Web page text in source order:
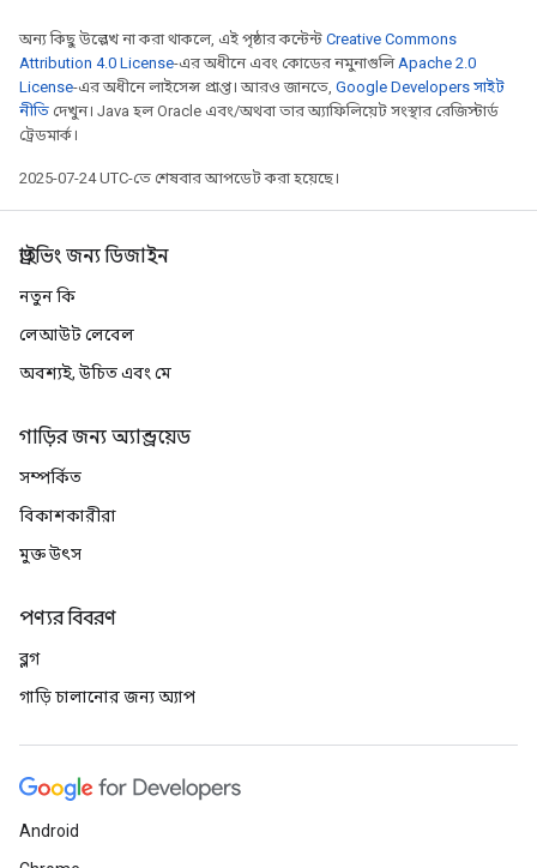
অন্য কিছু উল্লেখ না করা থাকলে, এই পৃষ্ঠার কন্টেন্ট Creative Commons
Attribution 4.0 License-এর অধীনে এবং কোডের নমুনাগুলিApache 2.0
License-এর অধীনে লাইসেন্স প্রাপ্ত। আরও জানতে, Google Developers সাইট
নীতি দেখুন। Java হল Oracle এবং/অথবা তার অ্যাফিলিয়েট সংস্থার রেজিস্টার্ড
ট্রেডমার্ক।
2025-07-24 UTC-তে শেষবার আপডেট করা হয়েছে।
ড্রাইভিং জন্য ডিজাইন
নতুন কি
লেআউট লেবেল
অবশ্যই, উচিত এবং মে
গাড়ির জন্য অ্যান্ড্রয়েড
সম্পর্কিত
বিকাশকারীরা
মুক্ত উৎস
পণ্যর বিবরণ
ব্লগ
গাড়ি চালানোর জন্য অ্যাপ
Android